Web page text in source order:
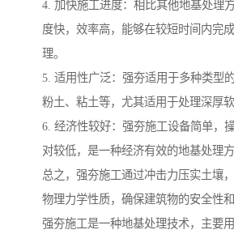
4. 加快施工进度：相比其他地基处理
度快，效率高，能够在较短时间内完
理。
5. 适用性广泛：强夯适用于多种类型
粉土、粘土等，尤其适用于处理深厚软
6. 经济性较好：强夯施工设备简单，
对较低，是一种经济有效的地基处理方
总之，强夯施工通过冲击力压实土壤
物理力学性质，确保建筑物的安全性和
强夯施工是一种地基处理技术，主要